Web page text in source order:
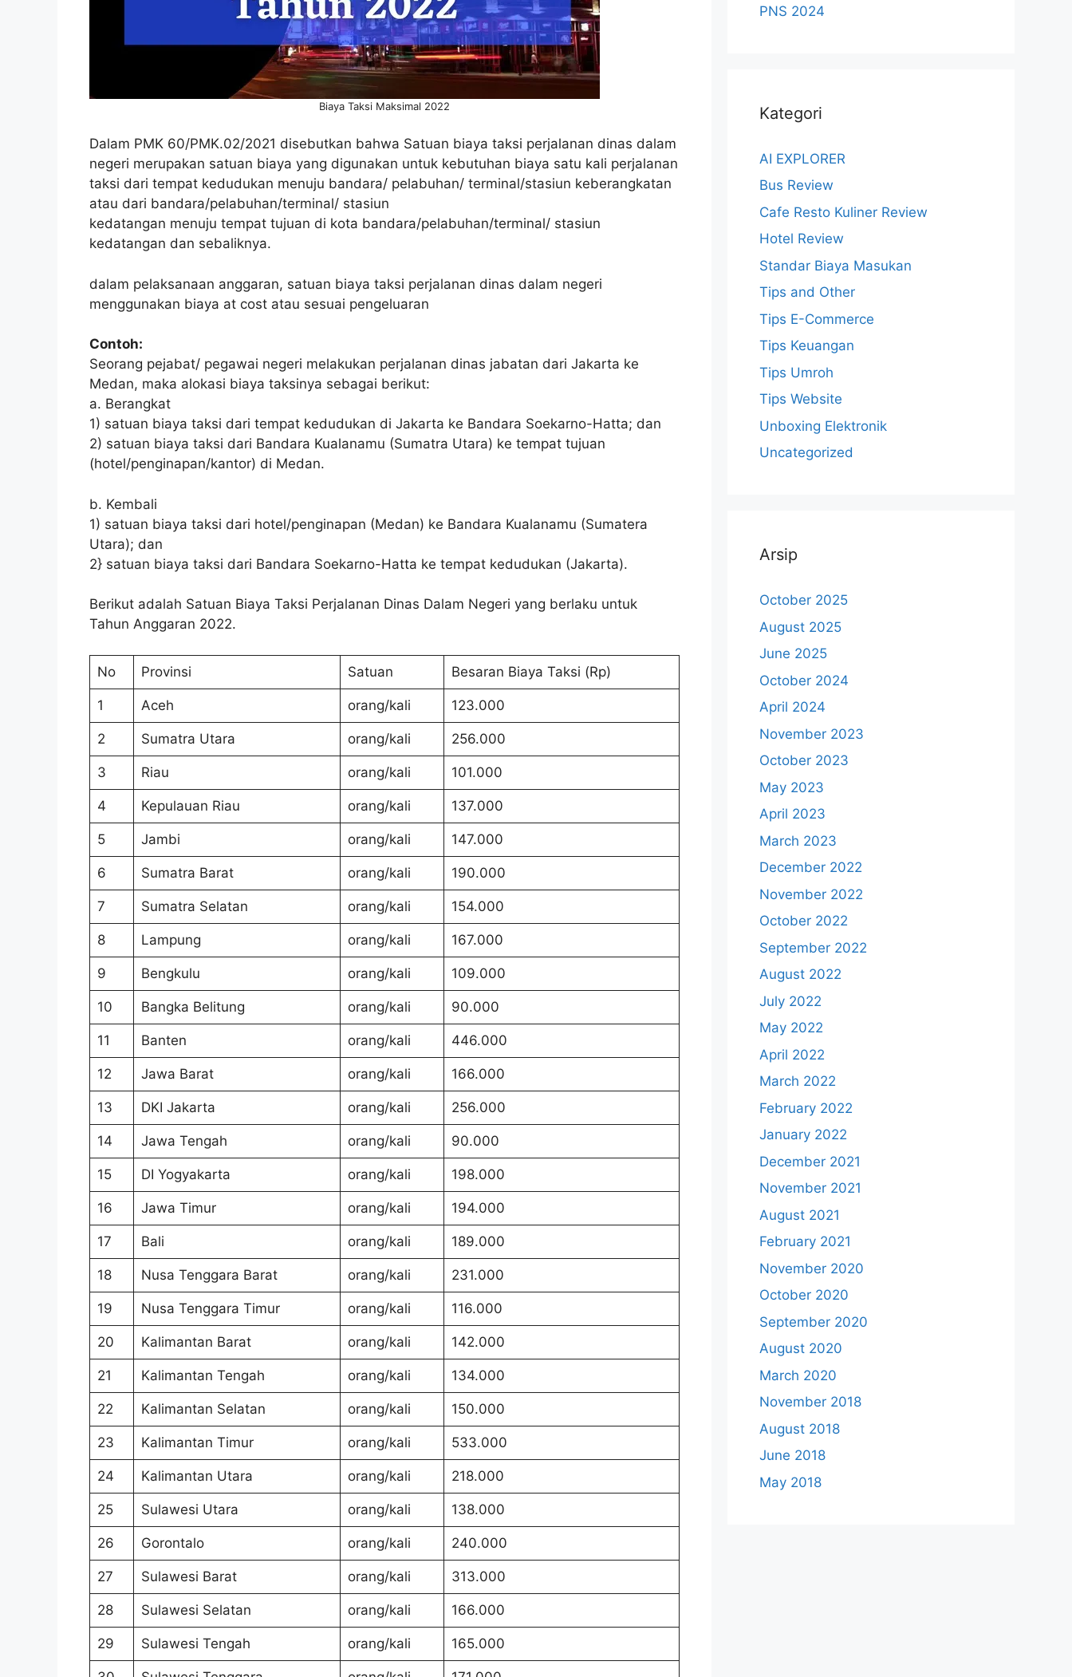
Biaya Taksi Maksimal 2022
Dalam PMK 60/PMK.02/2021 disebutkan bahwa Satuan biaya taksi perjalanan dinas dalam
negeri merupakan satuan biaya yang digunakan untuk kebutuhan biaya satu kali perjalanan
taksi dari tempat kedudukan menuju bandara/ pelabuhan/ terminal/stasiun keberangkatan
atau dari bandara/pelabuhan/terminal/ stasiun
kedatangan menuju tempat tujuan di kota bandara/pelabuhan/terminal/ stasiun
kedatangan dan sebaliknya.
dalam pelaksanaan anggaran, satuan biaya taksi perjalanan dinas dalam negeri
menggunakan biaya at cost atau sesuai pengeluaran
Contoh:
Seorang pejabat/ pegawai negeri melakukan perjalanan dinas jabatan dari Jakarta ke
Medan, maka alokasi biaya taksinya sebagai berikut:
a. Berangkat
1) satuan biaya taksi dari tempat kedudukan di Jakarta ke Bandara Soekarno-Hatta; dan
2) satuan biaya taksi dari Bandara Kualanamu (Sumatra Utara) ke tempat tujuan
(hotel/penginapan/kantor) di Medan.
b. Kembali
1) satuan biaya taksi dari hotel/penginapan (Medan) ke Bandara Kualanamu (Sumatera
Utara); dan
2} satuan biaya taksi dari Bandara Soekarno-Hatta ke tempat kedudukan (Jakarta).
Berikut adalah Satuan Biaya Taksi Perjalanan Dinas Dalam Negeri yang berlaku untuk
Tahun Anggaran 2022.
No Provinsi Satuan Besaran Biaya Taksi (Rp)
1 Aceh orang/kali 123.000
2 Sumatra Utara orang/kali 256.000
3 Riau orang/kali 101.000
4 Kepulauan Riau orang/kali 137.000
5 Jambi orang/kali 147.000
6 Sumatra Barat orang/kali 190.000
7 Sumatra Selatan orang/kali 154.000
8 Lampung orang/kali 167.000
9 Bengkulu orang/kali 109.000
10 Bangka Belitung orang/kali 90.000
11 Banten orang/kali 446.000
12 Jawa Barat orang/kali 166.000
13 DKI Jakarta orang/kali 256.000
14 Jawa Tengah orang/kali 90.000
15 DI Yogyakarta orang/kali 198.000
16 Jawa Timur orang/kali 194.000
17 Bali orang/kali 189.000
18 Nusa Tenggara Barat orang/kali 231.000
19 Nusa Tenggara Timur orang/kali 116.000
20 Kalimantan Barat orang/kali 142.000
21 Kalimantan Tengah orang/kali 134.000
22 Kalimantan Selatan orang/kali 150.000
23 Kalimantan Timur orang/kali 533.000
24 Kalimantan Utara orang/kali 218.000
25 Sulawesi Utara orang/kali 138.000
26 Gorontalo orang/kali 240.000
27 Sulawesi Barat orang/kali 313.000
28 Sulawesi Selatan orang/kali 166.000
29 Sulawesi Tengah orang/kali 165.000
PNS 2024
Kategori
AI EXPLORER
Bus Review
Cafe Resto Kuliner Review
Hotel Review
Standar Biaya Masukan
Tips and Other
Tips E-Commerce
Tips Keuangan
Tips Umroh
Tips Website
Unboxing Elektronik
Uncategorized
Arsip
October 2025
August 2025
June 2025
October 2024
April 2024
November 2023
October 2023
May 2023
April 2023
March 2023
December 2022
November 2022
October 2022
September 2022
August 2022
July 2022
May 2022
April 2022
March 2022
February 2022
January 2022
December 2021
November 2021
August 2021
February 2021
November 2020
October 2020
September 2020
August 2020
March 2020
November 2018
August 2018
June 2018
May 2018